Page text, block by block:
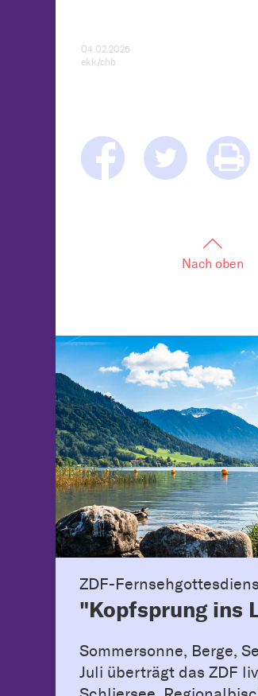
04.02.2025
ekk/chb
Nach oben
ZDF-
"Kopfsprung ins
Sommersonne, Berge,
Juli überträgt das ZDF